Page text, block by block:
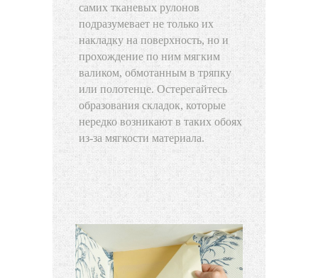
самих тканевых рулонов
подразумевает не только их
накладку на поверхность, но и
прохождение по ним мягким
валиком, обмотанным в тряпку
или полотенце. Остерегайтесь
образования складок, которые
нередко возникают в таких обоях
из-за мягкости материала.